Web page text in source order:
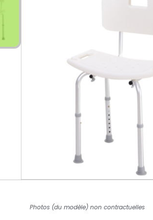
Photos (du modèle) non contractuelles